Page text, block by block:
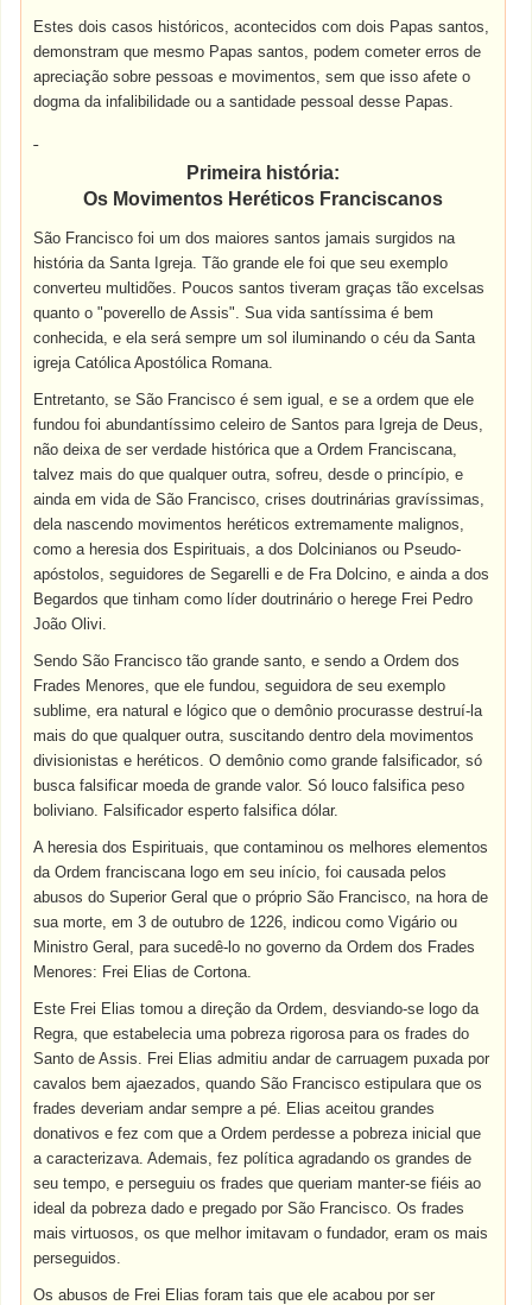
Estes dois casos históricos, acontecidos com dois Papas santos,
demonstram que mesmo Papas santos, podem cometer erros de
apreciação sobre pessoas e movimentos, sem que isso afete o
dogma da infalibilidade ou a santidade pessoal desse Papas.
Primeira história:
Os Movimentos Heréticos Franciscanos
São Francisco foi um dos maiores santos jamais surgidos na
história da Santa Igreja. Tão grande ele foi que seu exemplo
converteu multidões. Poucos santos tiveram graças tão excelsas
quanto o "poverello de Assis". Sua vida santíssima é bem
conhecida, e ela será sempre um sol iluminando o céu da Santa
igreja Católica Apostólica Romana.
Entretanto, se São Francisco é sem igual, e se a ordem que ele
fundou foi abundantíssimo celeiro de Santos para Igreja de Deus,
não deixa de ser verdade histórica que a Ordem Franciscana,
talvez mais do que qualquer outra, sofreu, desde o princípio, e
ainda em vida de São Francisco, crises doutrinárias gravíssimas,
dela nascendo movimentos heréticos extremamente malignos,
como a heresia dos Espirituais, a dos Dolcinianos ou Pseudo-
apóstolos, seguidores de Segarelli e de Fra Dolcino, e ainda a dos
Begardos que tinham como líder doutrinário o herege Frei Pedro
João Olivi.
Sendo São Francisco tão grande santo, e sendo a Ordem dos
Frades Menores, que ele fundou, seguidora de seu exemplo
sublime, era natural e lógico que o demônio procurasse destruí-la
mais do que qualquer outra, suscitando dentro dela movimentos
divisionistas e heréticos. O demônio como grande falsificador, só
busca falsificar moeda de grande valor. Só louco falsifica peso
boliviano. Falsificador esperto falsifica dólar.
A heresia dos Espirituais, que contaminou os melhores elementos
da Ordem franciscana logo em seu início, foi causada pelos
abusos do Superior Geral que o próprio São Francisco, na hora de
sua morte, em 3 de outubro de 1226, indicou como Vigário ou
Ministro Geral, para sucedê-lo no governo da Ordem dos Frades
Menores: Frei Elias de Cortona.
Este Frei Elias tomou a direção da Ordem, desviando-se logo da
Regra, que estabelecia uma pobreza rigorosa para os frades do
Santo de Assis. Frei Elias admitiu andar de carruagem puxada por
cavalos bem ajaezados, quando São Francisco estipulara que os
frades deveriam andar sempre a pé. Elias aceitou grandes
donativos e fez com que a Ordem perdesse a pobreza inicial que
a caracterizava. Ademais, fez política agradando os grandes de
seu tempo, e perseguiu os frades que queriam manter-se fiéis ao
ideal da pobreza dado e pregado por São Francisco. Os frades
mais virtuosos, os que melhor imitavam o fundador, eram os mais
perseguidos.
Os abusos de Frei Elias foram tais que ele acabou por ser